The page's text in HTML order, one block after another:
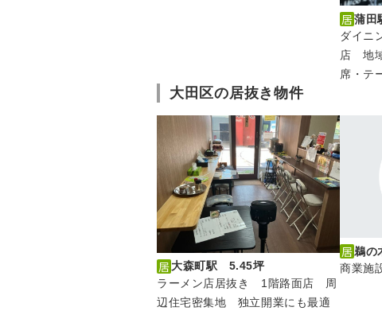
蒲
ダイニ
店 地
席・テ
大田区の居抜き物件
大森町駅 5.45坪
ラーメン店居抜き 1階路面店 周
辺住宅密集地 独立開業にも最適
鵜
商業施